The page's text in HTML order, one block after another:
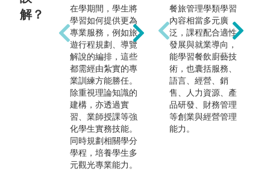
解？
在學期間，學生將
學習如何提供更為
專業服務，例如旅
遊行程規劃、導覽
解說的編排，這些
都需經由紮實的專
業訓練方能勝任。
除重視理論知識的
建構，亦透過實
習、業師授課等強
化學生實務技能。
同時規劃相關學分
學程，培養學生多
元觀光專業能力。
若無觀光專業知能
是無法於觀光產業
發光發熱的，本學
類不僅提供觀光相
關專業課程，如：
航空票務、行程規
劃、旅運管理。此
外，觀光學群亦提
供其他在觀光領域
上會用到的相關專
業知能，如管理
餐旅管理學類學習
內容相當多元廣
泛，課程配合適性
發展與就業導向，
能學習餐飲廚藝技
術，也囊括服務、
語言、經營、銷
售、人力資源、產
品研發、財務管理
等創業與經營管理
能力。